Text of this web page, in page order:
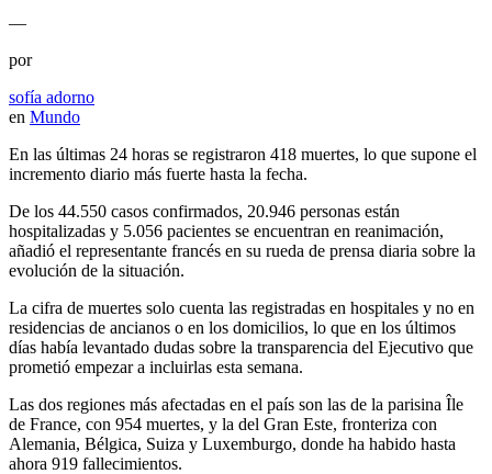
—
por
sofía adorno
en Mundo
En las últimas 24 horas se registraron 418 muertes, lo que supone el
incremento diario más fuerte hasta la fecha.
De los 44.550 casos confirmados, 20.946 personas están
hospitalizadas y 5.056 pacientes se encuentran en reanimación,
añadió el representante francés en su rueda de prensa diaria sobre la
evolución de la situación.
La cifra de muertes solo cuenta las registradas en hospitales y no en
residencias de ancianos o en los domicilios, lo que en los últimos
días había levantado dudas sobre la transparencia del Ejecutivo que
prometió empezar a incluirlas esta semana.
Las dos regiones más afectadas en el país son las de la parisina Île
de France, con 954 muertes, y la del Gran Este, fronteriza con
Alemania, Bélgica, Suiza y Luxemburgo, donde ha habido hasta
ahora 919 fallecimientos.